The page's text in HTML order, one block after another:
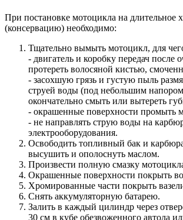
При постановке мотоцикла на длительное
(консервацию) необходимо:
Тщательно вымыть мотоцикл, для
- двигатель и коробку передач после
протереть волосяной кистью,
- засохшую грязь и густую пыль
струей воды (под небольшим
окончательно смыть или вытереть
- окрашенные поверхности промыть
- не направлять струю воды на
электрооборудования.
Освободить топливный бак и
высушить и ополоснуть маслом.
Произвести полную смазку
Окрашенные поверхности покрыть
Хромированные части покрыть
Снять аккумуляторную батарею.
Залить в каждый цилиндр через
30 см в кубе обезвоженного автола